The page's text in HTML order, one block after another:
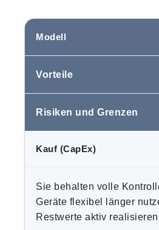
Modell
Vorteile
Risiken und Grenzen
Kauf (CapEx)
Sie behalten volle
Geräte flexibel länger
Restwerte aktiv